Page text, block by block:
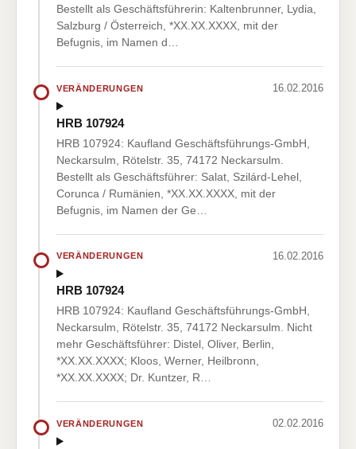
Bestellt als Geschäftsführerin: Kaltenbrunner, Lydia,
Salzburg / Österreich, *XX.XX.XXXX, mit der
Befugnis, im Namen d…
VERÄNDERUNGEN 16.02.2016
HRB 107924
HRB 107924: Kaufland Geschäftsführungs-GmbH,
Neckarsulm, Rötelstr. 35, 74172 Neckarsulm.
Bestellt als Geschäftsführer: Salat, Szilárd-Lehel,
Corunca / Rumänien, *XX.XX.XXXX, mit der
Befugnis, im Namen der Ge…
VERÄNDERUNGEN 16.02.2016
HRB 107924
HRB 107924: Kaufland Geschäftsführungs-GmbH,
Neckarsulm, Rötelstr. 35, 74172 Neckarsulm. Nicht
mehr Geschäftsführer: Distel, Oliver, Berlin,
*XX.XX.XXXX; Kloos, Werner, Heilbronn,
*XX.XX.XXXX; Dr. Kuntzer, R…
VERÄNDERUNGEN 02.02.2016